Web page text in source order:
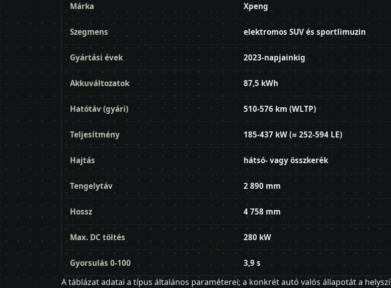
Márka Xpeng
Szegmens elektromos SUV és sportlimuzin
Gyártási évek 2023-napjainkig
Akkuváltozatok 87,5 kWh
Hatótáv (gyári) 510-576 km (WLTP)
Teljesítmény 185-437 kW (≈ 252-594 LE)
Hajtás hátsó- vagy összkerék
Tengelytáv 2 890 mm
Hossz 4 758 mm
Max. DC töltés 280 kW
Gyorsulás 0-100 3,9 s
A táblázat adatai a típus általános paraméterei; a konkrét autó valós állapotát a